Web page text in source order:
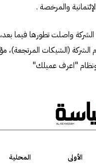
والمرخصة .
الشركة (الشيكات
ونظام "اعرف عميلك"
الأولى المحلية